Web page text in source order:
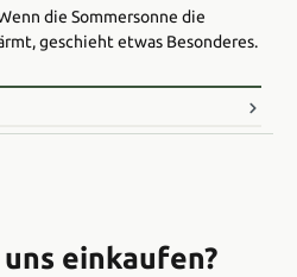
die Sommersonne die
geschieht etwas Besonderes.
einkaufen?